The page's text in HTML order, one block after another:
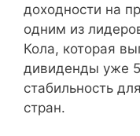
МТС
Норильский
доходности на
одним из
Кола, которая
дивиденды уже
стабильность
стран.